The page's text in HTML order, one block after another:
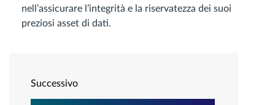
nell’assicurare l’integrità e la riservatezza dei suoi
preziosi asset di dati.
Successivo